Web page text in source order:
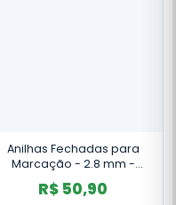
Anilhas Fechadas para
Marcação - 2.8 mm -
Azulão - Canário da Terra -
20 un. - Violeta
R$ 50,90